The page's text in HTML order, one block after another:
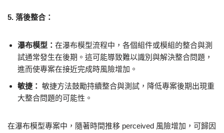
5. 落後整合：
瀑布模型： 在瀑布模型流程中，各個組件或模組的整合與測
試通常發生在後期。這可能導致難以識別與解決整合問題，
進而使專案在接近完成時風險增加。
敏捷： 敏捷方法鼓勵持續整合與測試，降低專案後期出現重
大整合問題的可能性。
在瀑布模型專案中，隨著時間推移 perceived 風險增加，可歸因